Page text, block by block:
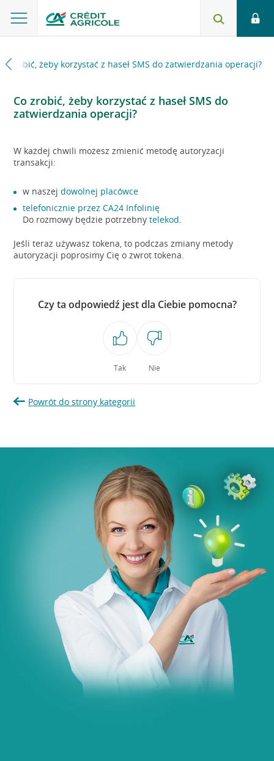
zrobić, żeby korzystać z haseł SMS do zatwierdzania operacji?
Co zrobić, żeby korzystać z haseł SMS do
zatwierdzania operacji?
W każdej chwili możesz zmienić metodę autoryzacji
transakcji:
w naszejdowolnej placówce
telefonicznie przez CA24 Infolinię
Do rozmowy będzie potrzebnytelekod.
Jeśli teraz używasz tokena, to podczas zmiany metody
autoryzacji poprosimy Cię o zwrot tokena.
Czy ta odpowiedź jest dla Ciebie pomocna?
Tak Nie
Powrót do strony kategorii